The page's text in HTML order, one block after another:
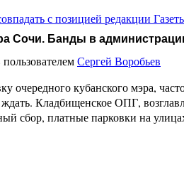
с позицией редакции
Сочи. Банды в
Сергей Воробьев
очередного кубанского мэра,
Кладбищенское ОПГ,
сбор, платные парковки на